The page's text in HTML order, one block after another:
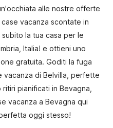
alle nostre offerte
vacanza scontate in
la tua casa per le
Italia! e ottieni uno
gratuita. Goditi la fuga
di Belvilla, perfette
pianificati in Bevagna,
vacanza a Bevagna qui
oggi stesso!